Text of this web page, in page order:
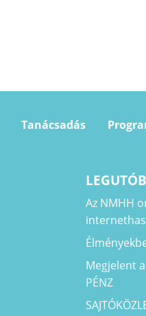
Tanácsadás
Az NMHH
Megjelent
PÉNZ